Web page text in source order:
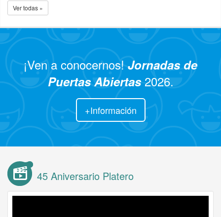
Ver todas »
¡Ven a conocernos!Jornadas de
Puertas Abiertas2026.
+Información
45 Aniversario Platero